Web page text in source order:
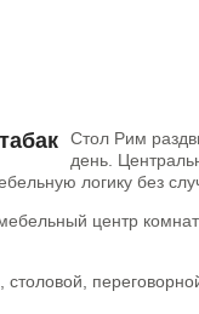
Стол Рим
день.
логику без
центр